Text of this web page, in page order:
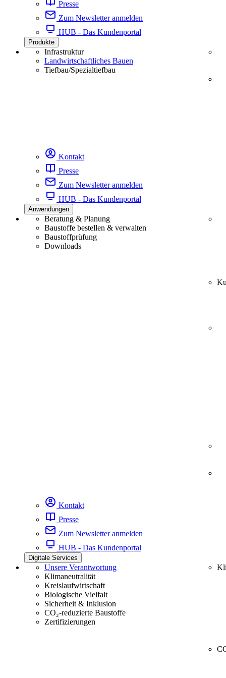
Presse
Zum Newsletter anmelden
HUB - Das Kundenportal
Produkte
Infrastruktur
Landwirtschaftliches Bauen
Tiefbau/Spezialtiefbau
Kontakt
Presse
Zum Newsletter anmelden
HUB - Das Kundenportal
Anwendungen
Beratung & Planung
Baustoffe bestellen & verwalten
Baustoffprüfung
Downloads
Kontakt
Presse
Zum Newsletter anmelden
HUB - Das Kundenportal
Digitale Services
Unsere Verantwortung
Klimaneutralität
Kreislaufwirtschaft
Biologische Vielfalt
Sicherheit & Inklusion
CO₂-reduzierte Baustoffe
Zertifizierungen